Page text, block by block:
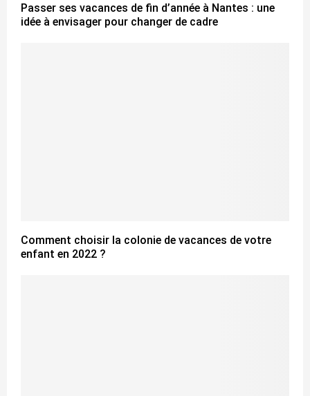
Passer ses vacances de fin d’année à Nantes : une
idée à envisager pour changer de cadre
Comment choisir la colonie de vacances de votre
enfant en 2022 ?